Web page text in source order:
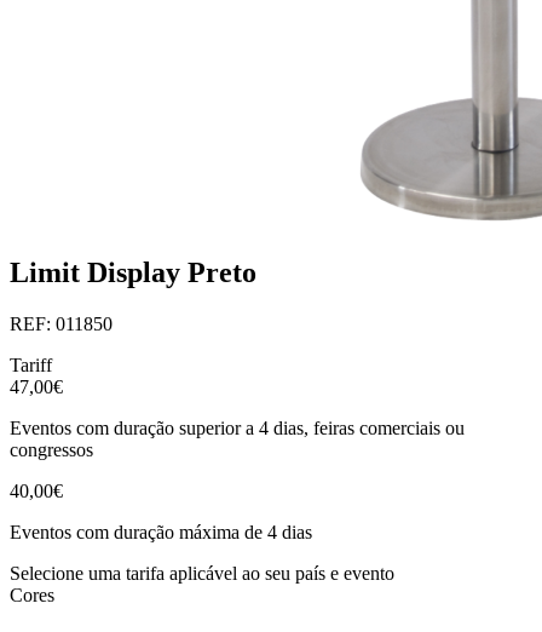
Limit Display Preto
REF: 011850
Tariff
47,00€
Eventos com duração superior a 4 dias, feiras comerciais ou
congressos
40,00€
Eventos com duração máxima de 4 dias
Selecione uma tarifa aplicável ao seu país e evento
Cores